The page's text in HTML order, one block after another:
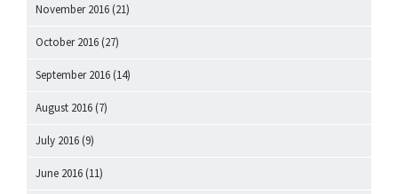
November 2016 (21)
October 2016 (27)
September 2016 (14)
August 2016 (7)
July 2016 (9)
June 2016 (11)